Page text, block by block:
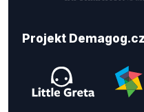
Projekt